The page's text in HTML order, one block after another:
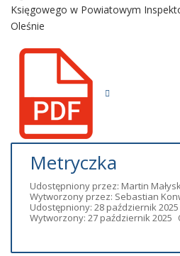
Księgowego w Powiatowym
Oleśnie
Metryczka
Udostępniony przez: Martin
Wytworzony przez: Sebastian
Udostępniony: 28 październik 2025
Wytworzony: 27 październik 2025